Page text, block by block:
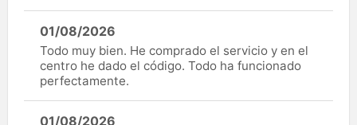
01/08/2026
Todo muy bien. He comprado el servicio y en el
centro he dado el código. Todo ha funcionado
perfectamente.
01/08/2026